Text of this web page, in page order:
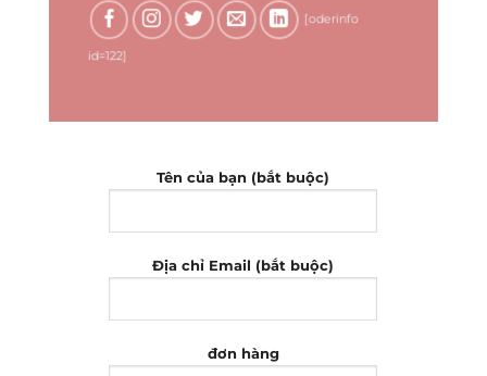
[oderinfo
id=122]
Tên của bạn (bắt buộc)
Địa chỉ Email (bắt buộc)
đơn hàng